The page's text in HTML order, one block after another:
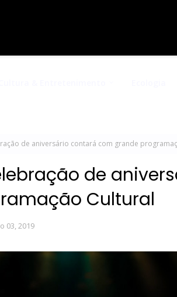
de aniversário contará com grande
de
Cultural
03, 2019